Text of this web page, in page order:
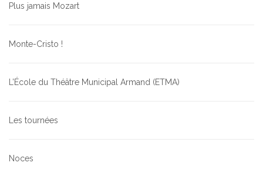
Plus jamais Mozart
Monte-Cristo !
L’École du Théâtre Municipal Armand (ETMA)
Les tournées
Noces